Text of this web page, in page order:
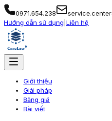
0971.654.238
Hướng dẫn sử dụng Liên hệ
Giới thiệu
Giải pháp
Bảng giá
Bài viết